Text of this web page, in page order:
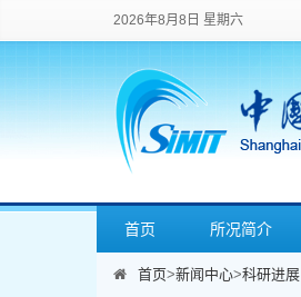
2026年8月8日 星期六
首页 所况简介
首页>新闻中心>科研进展